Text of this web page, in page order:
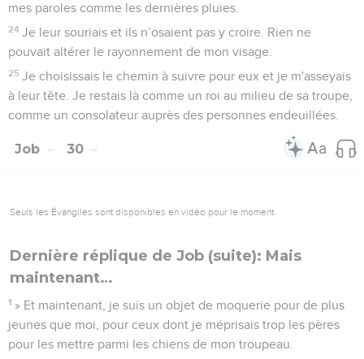
mes paroles comme les dernières pluies.
24 Je leur souriais et ils n’osaient pas y croire. Rien ne
pouvait altérer le rayonnement de mon visage.
25 Je choisissais le chemin à suivre pour eux et je m'asseyais
à leur tête. Je restais là comme un roi au milieu de sa troupe,
comme un consolateur auprès des personnes endeuillées.
Job 30
Seuls les Évangiles sont disponibles en vidéo pour le moment.
Dernière réplique de Job (suite): Mais
maintenant…
1 » Et maintenant, je suis un objet de moquerie pour de plus
jeunes que moi, pour ceux dont je méprisais trop les pères
pour les mettre parmi les chiens de mon troupeau.